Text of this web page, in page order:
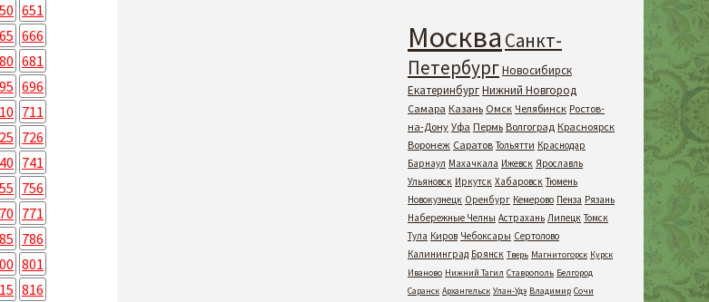
651
666
681
696
711
726
741
756
771
786
801
816
Москва Санкт-
ПетербургНовосибирск
ЕкатеринбургНижний Новгород
Самара Казань Омск Челябинск Ростов-
на-Дону Уфа Пермь Волгоград Красноярск
Воронеж Саратов Тольятти Краснодар
Барнаул Махачкала Ижевск Ярославль
Ульяновск Иркутск Хабаровск Тюмень
Новокузнецк Оренбург Кемерово Пенза Рязань
Набережные Челны Астрахань Липецк Томск
Тула Киров Чебоксары Сертолово
Калининград Брянск Тверь Магнитогорск Курск
Иваново Нижний Тагил Ставрополь Белгород
Саранск Архангельск Улан-Удэ Владимир Сочи